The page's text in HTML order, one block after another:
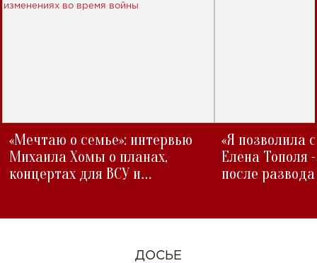
«Мечтаю о семье»: интервью
Михаила Хомы о планах,
концертах для ВСУ и
«Я позволила
Елена Тополя
после развода
ДОСЬЕ